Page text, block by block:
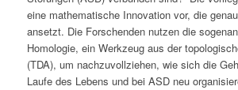
eine mathematische Innovation vor, die
ansetzt. Die Forschenden nutzen die
Homologie, ein Werkzeug aus der
(TDA), um nachzuvollziehen, wie sich die
Laufe des Lebens und bei ASD neu